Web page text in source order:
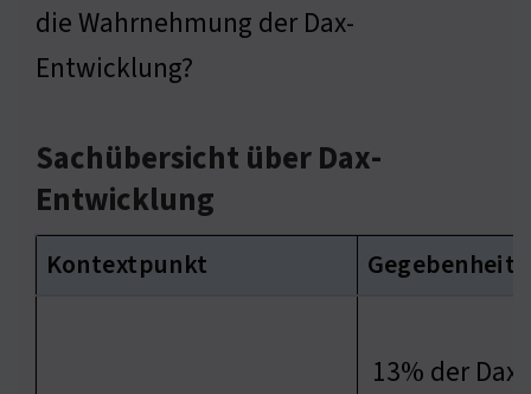
die Wahrnehmung der Dax-
Entwicklung?
Sachübersicht über Dax-
Entwicklung
Kontextpunkt Gegebenheit
13% der Dax-